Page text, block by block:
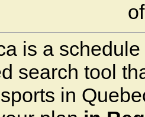
is a
search tool
in